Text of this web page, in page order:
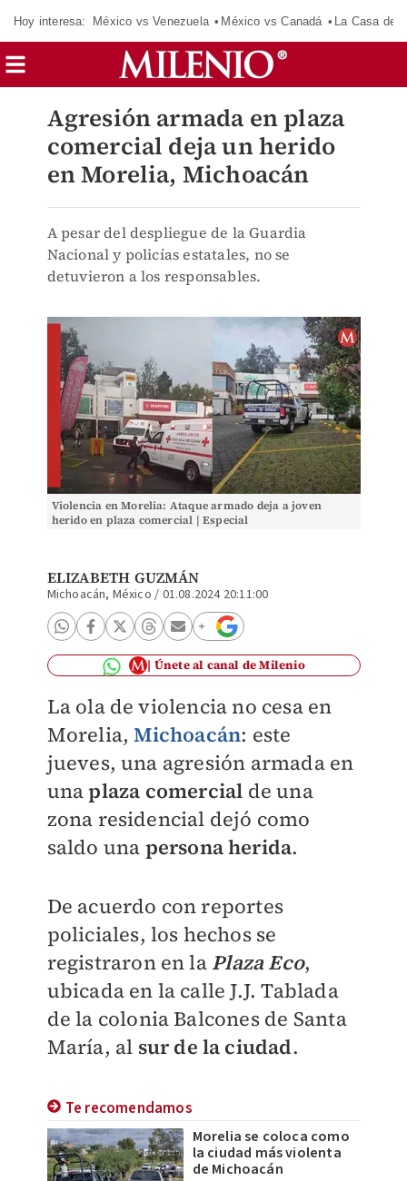
Hoy interesa: México vs Venezuela México vs Canadá La Casa de
Agresión armada en plaza
comercial deja un herido
en Morelia, Michoacán
A pesar del despliegue de la Guardia
Nacional y policías estatales, no se
detuvieron a los responsables.
Violencia en Morelia: Ataque armado deja a joven
herido en plaza comercial | Especial
ELIZABETH GUZMÁN
Michoacán, México / 01.08.2024 20:11:00
Únete al canal de Milenio
La ola de violencia no cesa en
Morelia,Michoacán: este
jueves, una agresión armada en
unaplaza comercial de una
zona residencial dejó como
saldo una persona herida.
De acuerdo con reportes
policiales, los hechos se
registraron en la Plaza Eco,
ubicada en la calle J.J. Tablada
de la colonia Balcones de Santa
María, al sur de la ciudad.
Te recomendamos
Morelia se coloca como
la ciudad más violenta
de Michoacán